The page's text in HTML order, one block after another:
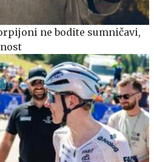
ne bodite sumničavi,